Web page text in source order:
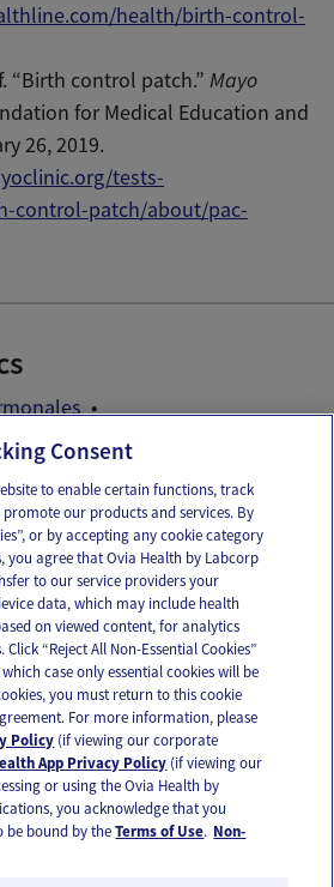
health/birth-control-
“Birth control patch.”Mayo
for Medical Education and
26, 2019.
tests-
control-patch/about/pac-
Consent
to enable certain functions, track
our products and services. By
or by accepting any cookie category
you agree that Ovia Health by Labcorp
to our service providers your
data, which may include health
on viewed content, for analytics
“Reject All Non-Essential Cookies”
case only essential cookies will be
you must return to this cookie
For more information, please
Policy (if viewing our corporate
App Privacy Policy (if viewing our
or using the Ovia Health by
you acknowledge that you
be bound by theTerms of Use. Non-